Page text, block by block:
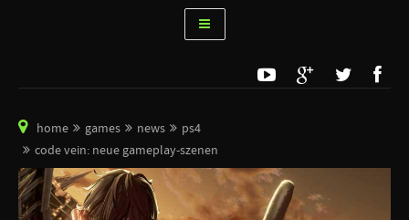
home games news
ps4
code vein: neue gameplay-szenen